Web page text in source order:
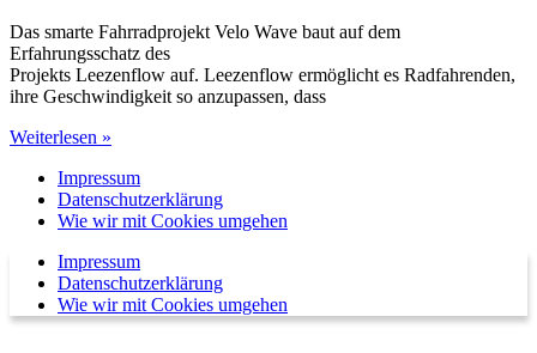
Das smarte Fahrradprojekt Velo Wave baut auf dem
Erfahrungsschatz des
Projekts Leezenflow auf. Leezenflow ermöglicht es Radfahrenden,
ihre Geschwindigkeit so anzupassen, dass
Weiterlesen »
Impressum
Datenschutzerklärung
Wie wir mit Cookies umgehen
Impressum
Datenschutzerklärung
Wie wir mit Cookies umgehen